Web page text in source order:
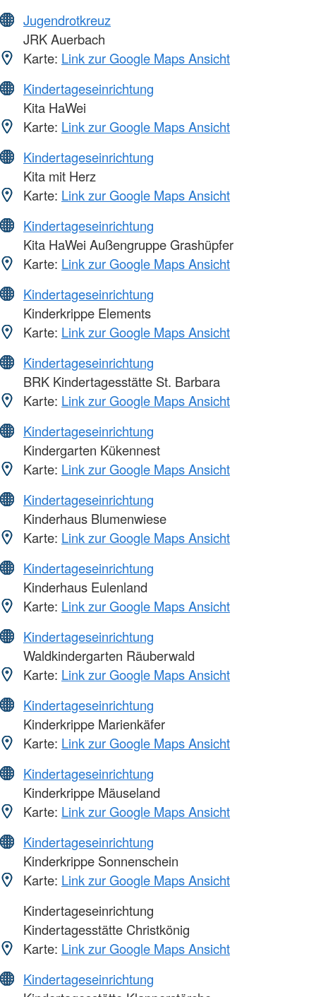
Jugendrotkreuz
JRK Auerbach
Karte: Link zur Google Maps Ansicht
Kindertageseinrichtung
Kita HaWei
Karte: Link zur Google Maps Ansicht
Kindertageseinrichtung
Kita mit Herz
Karte: Link zur Google Maps Ansicht
Kindertageseinrichtung
Kita HaWei Außengruppe Grashüpfer
Karte: Link zur Google Maps Ansicht
Kindertageseinrichtung
Kinderkrippe Elements
Karte: Link zur Google Maps Ansicht
Kindertageseinrichtung
BRK Kindertagesstätte St. Barbara
Karte: Link zur Google Maps Ansicht
Kindertageseinrichtung
Kindergarten Kükennest
Karte: Link zur Google Maps Ansicht
Kindertageseinrichtung
Kinderhaus Blumenwiese
Karte: Link zur Google Maps Ansicht
Kindertageseinrichtung
Kinderhaus Eulenland
Karte: Link zur Google Maps Ansicht
Kindertageseinrichtung
Waldkindergarten Räuberwald
Karte: Link zur Google Maps Ansicht
Kindertageseinrichtung
Kinderkrippe Marienkäfer
Karte: Link zur Google Maps Ansicht
Kindertageseinrichtung
Kinderkrippe Mäuseland
Karte: Link zur Google Maps Ansicht
Kindertageseinrichtung
Kinderkrippe Sonnenschein
Karte: Link zur Google Maps Ansicht
Kindertageseinrichtung
Kindertagesstätte Christkönig
Karte: Link zur Google Maps Ansicht
Kindertageseinrichtung